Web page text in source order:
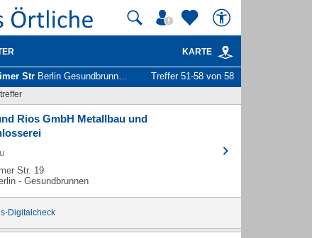
KARTE
Str Berlin Gesundbrunnen - Unternehmen und Personen Treffer 51-58 von 58
Rios GmbH Metallbau und
Str. 19
- Gesundbrunnen
Digitalcheck